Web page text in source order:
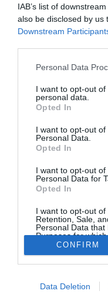
IAB’s list of
also be disclosed by us
Downstream
Please note that this
not limited to your visit
grant or deny consent
use your data for
consent section.
Personal Data
I want to opt-out
personal data.
Opted In
I want to opt-out
Personal Data.
Opted In
I want to opt-out
Personal Data for
Opted In
I want to opt-out of
Retention, Sale,
Personal Data
Purposes for which
Opted Out
I want to allow
CONFIRM
Data Deletion
A férfiak a nyolc között
diadalmaskodtak, majd a
a döntőben is vezettek
A vb-n a 18 éven aluli
Kapcsolódó
Biros Péter akár még
Portál szoftver és